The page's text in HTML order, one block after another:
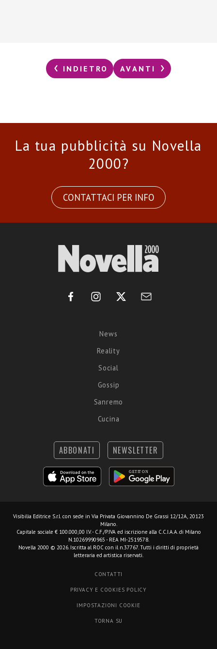
INDIETRO AVANTI
La tua pubblicità su Novella
2000?
CONTATTACI PER INFO
News
Reality
Social
Gossip
Sanremo
Cucina
ABBONATI NEWSLETTER
Visibilia Editrice S.r.l. con sede in Via Privata Giovannino De Grassi 12/12A, 20123
Milano.
Capitale sociale € 100.000,00 I.V. - C.F./P.IVA ed iscrizione alla C.C.I.A.A. di Milano
N.10269990965 - REA MI-2519578.
Novella 2000 © 2026. Iscritta al ROC con il n.37767. Tutti i diritti di proprietà
letteraria ed artistica riservati.
CONTATTI
PRIVACY E COOKIES POLICY
IMPOSTAZIONI COOKIE
TORNA SU